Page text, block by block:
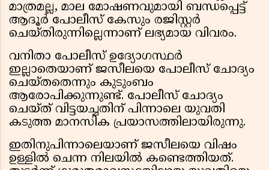
മാത്രമല്ല, മാല മോഷണവുമായി ബന്ധപ്പെട്ട്
ആദൂർ പോലീസ് കേസും രജിസ്റ്റർ
ചെയ്തിരുന്നില്ലെന്നാണ് ലഭ്യമായ വിവരം.
വനിതാ പോലീസ് ഉദ്യോഗസ്ഥർ
ഇല്ലാതെയാണ് ജസീലയെ പോലീസ് ചോദ്യം
ചെയ്തതെന്നും കുടുംബം
ആരോപിക്കുന്നുണ്ട്. പോലീസ് ചോദ്യം
ചെയ്ത് വിട്ടയച്ചതിന് പിന്നാലെ യുവതി
കടുത്ത മാനസിക പ്രയാസത്തിലായിരുന്നു.
ഇതിനുപിന്നാലെയാണ് ജസീലയെ വിഷം
ഉള്ളിൽ ചെന്ന നിലയിൽ കണ്ടെത്തിയത്.